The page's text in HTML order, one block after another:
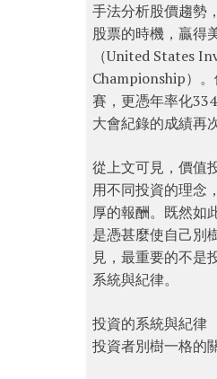
手法分析股價趨勢
股票的時機，贏得
（United States
Championship）
賽，更憑年率化
大會紀錄的成績再
從上文可見，價值
用不同投資的理念
厚的報酬。既然如
是憑甚麼使自己別
見，最重要的不是
系統與紀律。
投資的系統與紀律
投資者別樹一格的